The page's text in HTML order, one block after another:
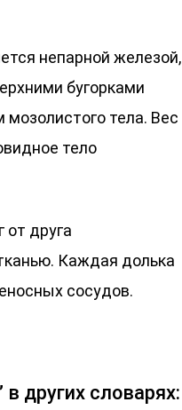
непарной железой,
бугорками
тела. Вес
тело
от друга
Каждая долька
сосудов.
других словарях: